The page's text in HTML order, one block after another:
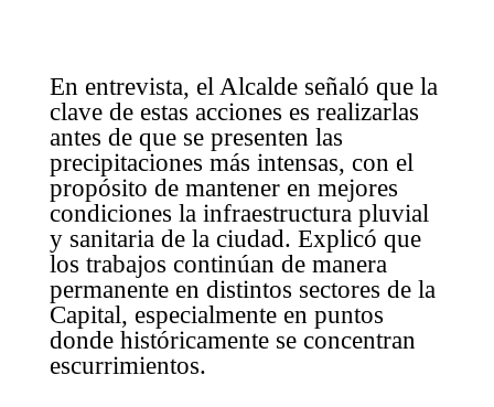
En entrevista, el Alcalde señaló que la
clave de estas acciones es realizarlas
antes de que se presenten las
precipitaciones más intensas, con el
propósito de mantener en mejores
condiciones la infraestructura pluvial
y sanitaria de la ciudad. Explicó que
los trabajos continúan de manera
permanente en distintos sectores de la
Capital, especialmente en puntos
donde históricamente se concentran
escurrimientos.